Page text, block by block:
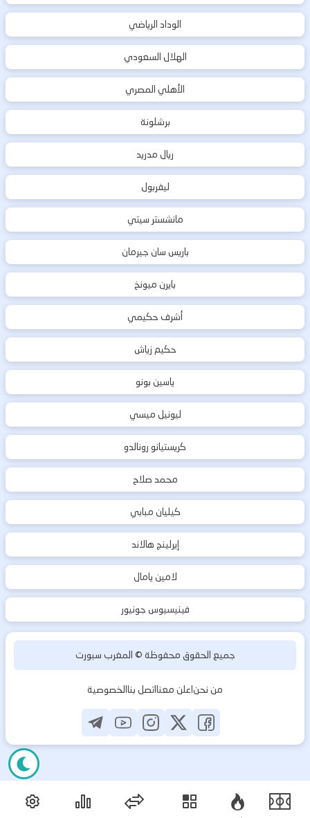
الوداد الرياضي
الهلال السعودي
الأهلي المصري
برشلونة
ريال مدريد
ليفربول
مانشستر سيتي
باريس سان جيرمان
بايرن ميونخ
أشرف حكيمي
حكيم زياش
ياسين بونو
ليونيل ميسي
كريستيانو رونالدو
محمد صلاح
كيليان مبابي
إيرلينج هالاند
لامين يامال
فينيسيوس جونيور
جميع الحقوق محفوظة ©المغرب سبورت
من نحناعلن معنااتصل بناالخصوصية